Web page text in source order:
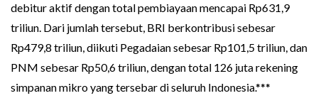
debitur aktif dengan total pembiayaan mencapai Rp631,9
triliun. Dari jumlah tersebut, BRI berkontribusi sebesar
Rp479,8 triliun, diikuti Pegadaian sebesar Rp101,5 triliun, dan
PNM sebesar Rp50,6 triliun, dengan total 126 juta rekening
simpanan mikro yang tersebar di seluruh Indonesia.***